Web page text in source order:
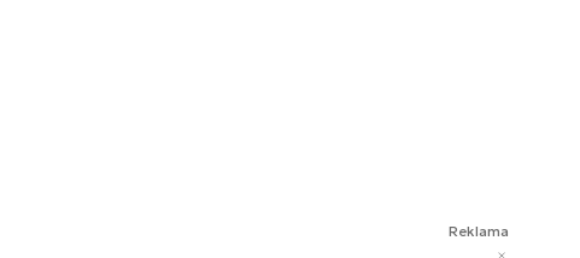
Reklama